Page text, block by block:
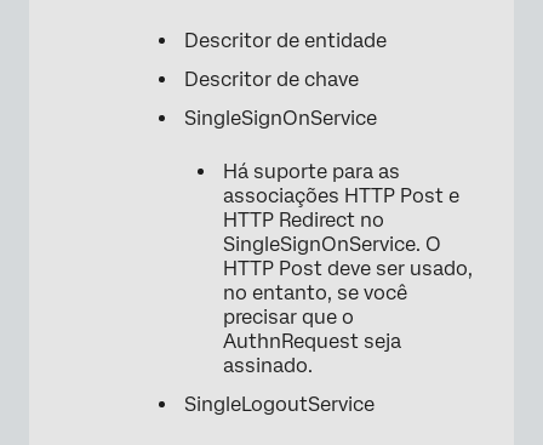
Descritor de entidade
Descritor de chave
SingleSignOnService
Há suporte para as
associações HTTP Post e
HTTP Redirect no
SingleSignOnService. O
HTTP Post deve ser usado,
no entanto, se você
precisar que o
AuthnRequest seja
assinado.
SingleLogoutService